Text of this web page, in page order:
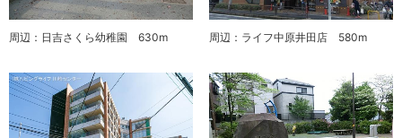
周辺：日吉さくら幼稚園 630m 周辺：ライフ中原井田店 580m